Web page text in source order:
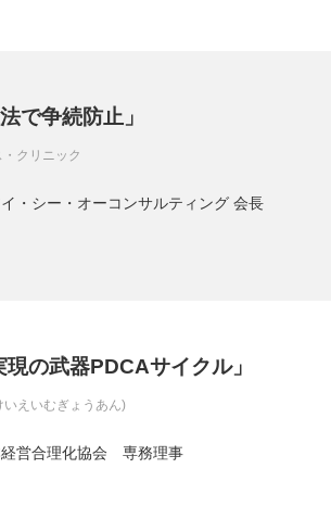
で争続防止」
クリニック
・シー・オーコンサルティング 会長
の武器PDCAサイクル」
えいむぎょうあん)
経営合理化協会 専務理事